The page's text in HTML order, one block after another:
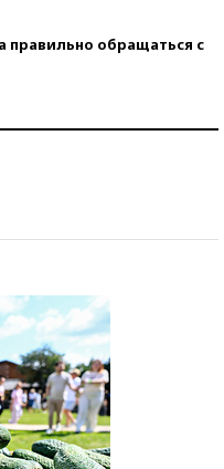
правильно обращаться с